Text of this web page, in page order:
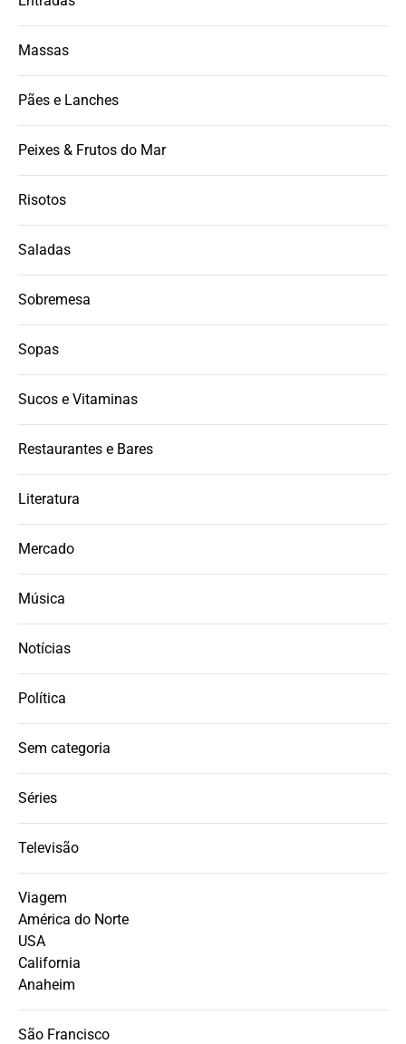
Massas
Pães e Lanches
Peixes & Frutos do Mar
Risotos
Saladas
Sobremesa
Sopas
Sucos e Vitaminas
Restaurantes e Bares
Literatura
Mercado
Música
Notícias
Política
Sem categoria
Séries
Televisão
Viagem
América do Norte
USA
California
Anaheim
São Francisco